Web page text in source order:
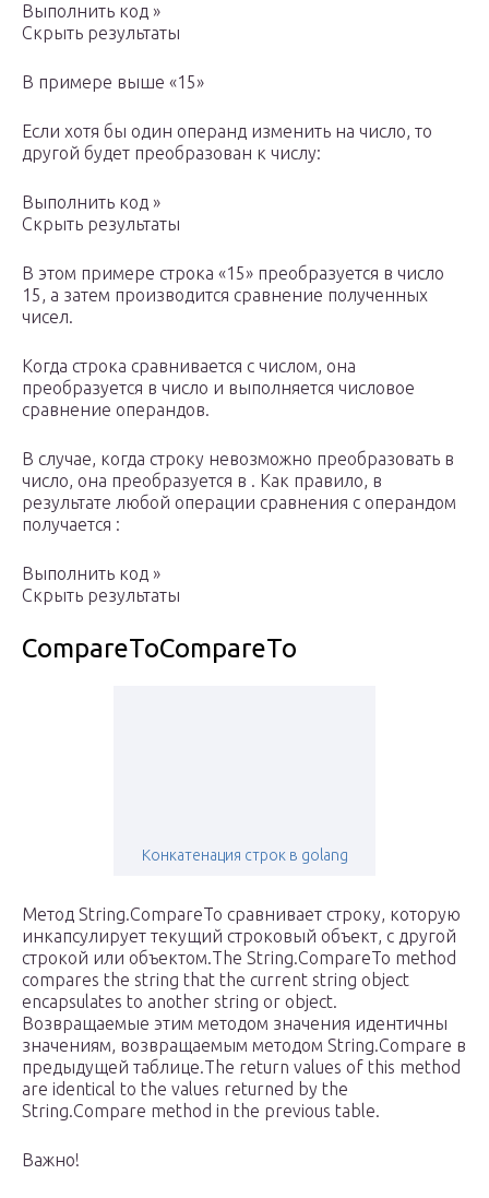
Выполнить код »
Скрыть результаты
В примере выше «15»
Если хотя бы один операнд изменить на число, то
другой будет преобразован к числу:
Выполнить код »
Скрыть результаты
В этом примере строка «15» преобразуется в число
15, а затем производится сравнение полученных
чисел.
Когда строка сравнивается с числом, она
преобразуется в число и выполняется числовое
сравнение операндов.
В случае, когда строку невозможно преобразовать в
число, она преобразуется в . Как правило, в
результате любой операции сравнения с операндом
получается :
Выполнить код »
Скрыть результаты
CompareToCompareTo
Конкатенация строк в golang
Метод String.CompareTo сравнивает строку, которую
инкапсулирует текущий строковый объект, с другой
строкой или объектом.The String.CompareTo method
compares the string that the current string object
encapsulates to another string or object.
Возвращаемые этим методом значения идентичны
значениям, возвращаемым методом String.Compare в
предыдущей таблице.The return values of this method
are identical to the values returned by the
String.Compare method in the previous table.
Важно!